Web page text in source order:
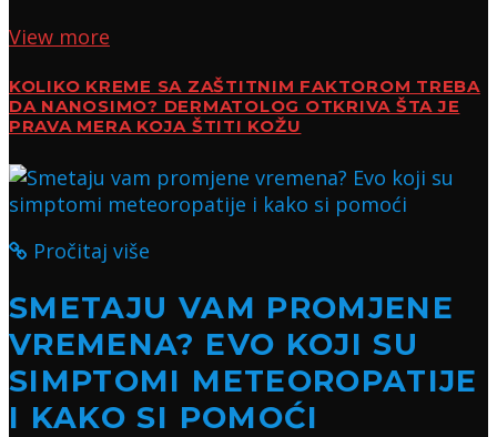
View more
KOLIKO KREME SA ZAŠTITNIM FAKTOROM TREBA
DA NANOSIMO? DERMATOLOG OTKRIVA ŠTA JE
PRAVA MERA KOJA ŠTITI KOŽU
Pročitaj više
SMETAJU VAM PROMJENE
VREMENA? EVO KOJI SU
SIMPTOMI METEOROPATIJE
I KAKO SI POMOĆI